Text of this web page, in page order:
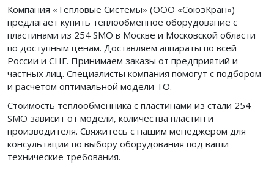
Компания «Тепловые Системы» (ООО «СоюзКран»)
предлагает купить теплообменное оборудование с
пластинами из 254 SMO в Москве и Московской области
по доступным ценам. Доставляем аппараты по всей
России и СНГ. Принимаем заказы от предприятий и
частных лиц. Специалисты компания помогут с подбором
и расчетом оптимальной модели ТО.
Стоимость теплообменника с пластинами из стали 254
SMO зависит от модели, количества пластин и
производителя. Свяжитесь с нашим менеджером для
консультации по выбору оборудования под ваши
технические требования.